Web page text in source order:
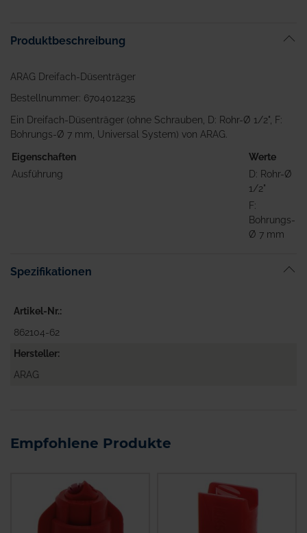
Produktbeschreibung
ARAG Dreifach-Düsenträger
Bestellnummer: 6704012235
Ein Dreifach-Düsenträger (ohne Schrauben, D: Rohr-Ø 1/2", F:
Bohrungs-Ø 7 mm, Universal System) von ARAG.
Eigenschaften
Werte
Ausführung
D: Rohr-Ø
1/2"
F:
Bohrungs-
Ø 7 mm
Spezifikationen
Artikel-Nr.
862104-62
Hersteller
ARAG
Empfohlene Produkte